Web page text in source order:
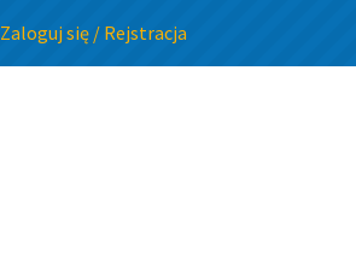
Zaloguj się / Rejstracja